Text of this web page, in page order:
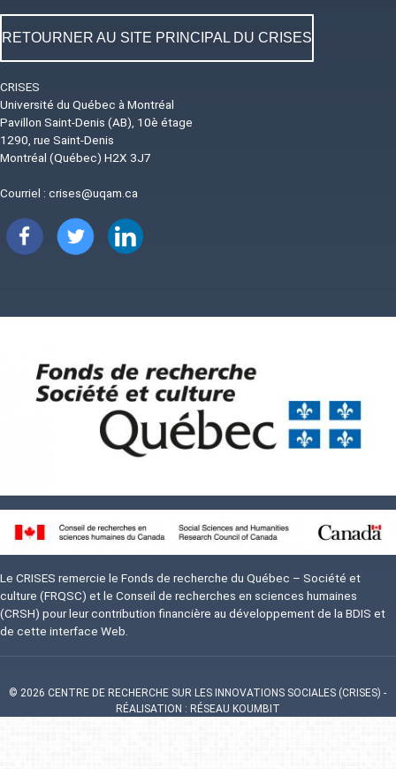
RETOURNER AU SITE PRINCIPAL DU CRISES
CRISES
Université du Québec à Montréal
Pavillon Saint-Denis (AB), 10è étage
1290, rue Saint-Denis
Montréal (Québec) H2X 3J7
Courriel : crises@uqam.ca
Image Image Image
Image
Le CRISES remercie le Fonds de recherche du Québec – Société et
culture (FRQSC) et le Conseil de recherches en sciences humaines
(CRSH) pour leur contribution financière au développement de la BDIS et
de cette interface Web.
© 2026 CENTRE DE RECHERCHE SUR LES INNOVATIONS SOCIALES (CRISES)-
RÉALISATION : RÉSEAU KOUMBIT